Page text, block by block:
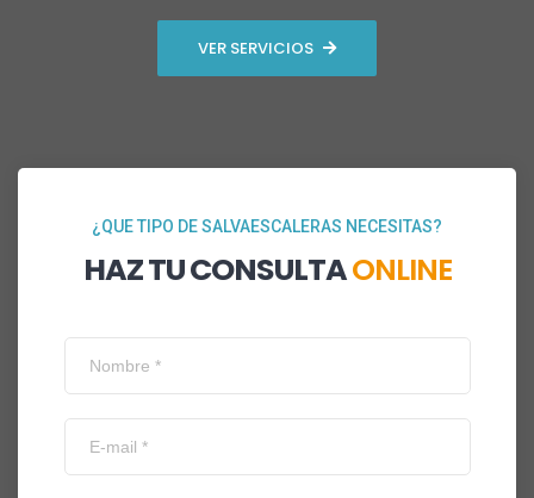
VER SERVICIOS
¿QUE TIPO DE SALVAESCALERAS NECESITAS?
HAZ TU CONSULTAONLINE